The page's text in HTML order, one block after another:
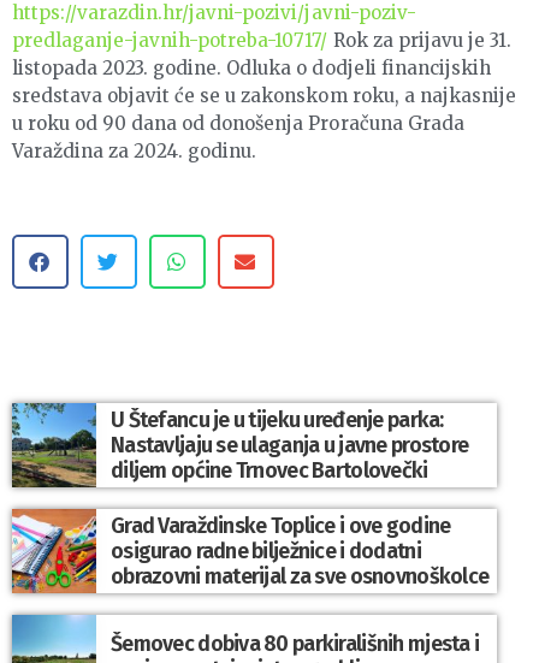
https://varazdin.hr/javni-pozivi/javni-poziv-
predlaganje-javnih-potreba-10717/ Rok za prijavu je 31.
listopada 2023. godine. Odluka o dodjeli financijskih
sredstava objavit će se u zakonskom roku, a najkasnije
u roku od 90 dana od donošenja Proračuna Grada
Varaždina za 2024. godinu.
U Štefancu je u tijeku uređenje parka:
Nastavljaju se ulaganja u javne prostore
diljem općine Trnovec Bartolovečki
Grad Varaždinske Toplice i ove godine
osigurao radne bilježnice i dodatni
obrazovni materijal za sve osnovnoškolce
Šemovec dobiva 80 parkirališnih mjesta i